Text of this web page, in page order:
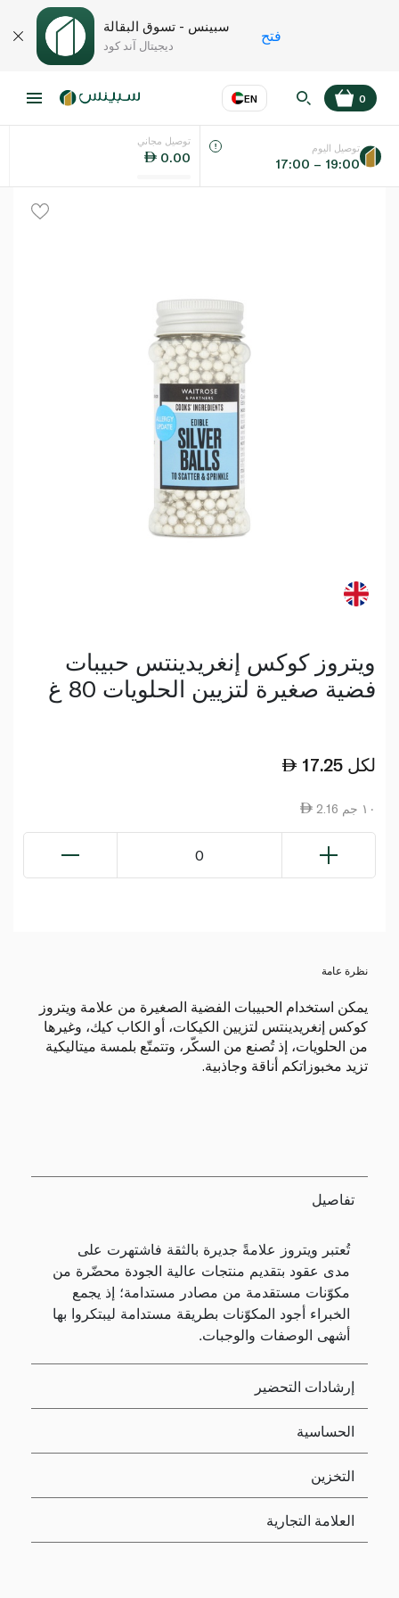
سبينس - تسوق البقالة
ديجيتال آند كود
فتح
EN
اللغة عر
0
توصيل مجاني
0.00
توصيل اليوم
17:00 – 19:00
ويتروز كوكس إنغريدينتس حبيبات
فضية صغيرة لتزيين الحلويات 80 غ
17.25 لكل
2.16 ١٠ جم
0
نظرة عامة
يمكن استخدام الحبيبات الفضية الصغيرة من علامة ويتروز
كوكس إنغريدينتس لتزيين الكيكات، أو الكاب كيك، وغيرها
من الحلويات، إذ تُصنع من السكّر، وتتمتّع بلمسة ميتاليكية
تزيد مخبوزاتكم أناقة وجاذبية.
تفاصيل
تُعتبر ويتروز علامةً جديرة بالثقة فاشتهرت على
مدى عقود بتقديم منتجات عالية الجودة محضّرة من
مكوّنات مستقدمة من مصادر مستدامة؛ إذ يجمع
الخبراء أجود المكوّنات بطريقة مستدامة ليبتكروا بها
أشهى الوصفات والوجبات.
إرشادات التحضير
الحساسية
التخزين
العلامة التجارية